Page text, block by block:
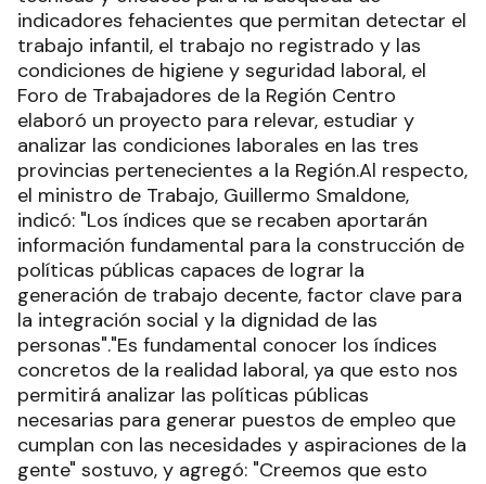
indicadores fehacientes que permitan detectar el
trabajo infantil, el trabajo no registrado y las
condiciones de higiene y seguridad laboral, el
Foro de Trabajadores de la Región Centro
elaboró un proyecto para relevar, estudiar y
analizar las condiciones laborales en las tres
provincias pertenecientes a la Región.Al respecto,
el ministro de Trabajo, Guillermo Smaldone,
indicó: "Los índices que se recaben aportarán
información fundamental para la construcción de
políticas públicas capaces de lograr la
generación de trabajo decente, factor clave para
la integración social y la dignidad de las
personas"."Es fundamental conocer los índices
concretos de la realidad laboral, ya que esto nos
permitirá analizar las políticas públicas
necesarias para generar puestos de empleo que
cumplan con las necesidades y aspiraciones de la
gente" sostuvo, y agregó: "Creemos que esto